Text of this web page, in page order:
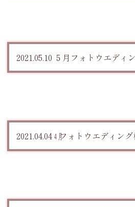
2021.05.10 ５月フォトウエディ
2021.04.04 ㋃フォトウエディン